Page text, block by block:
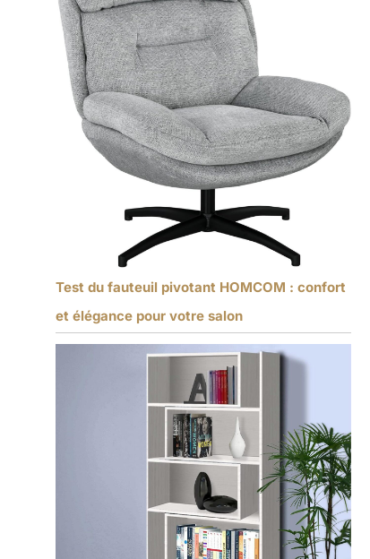
Test du fauteuil pivotant HOMCOM : confort
et élégance pour votre salon